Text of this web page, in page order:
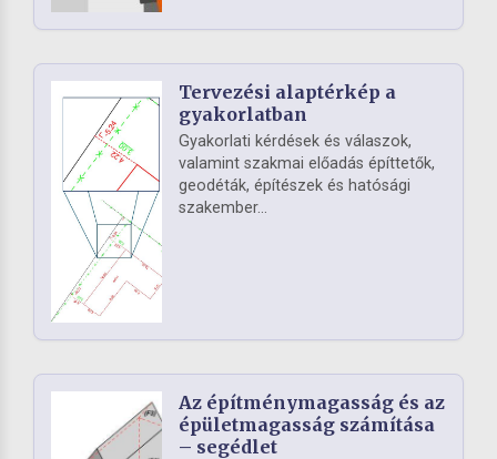
Tervezési alaptérkép a
gyakorlatban
Gyakorlati kérdések és válaszok,
valamint szakmai előadás építtetők,
geodéták, építészek és hatósági
szakember...
Az építménymagasság és az
épületmagasság számítása
– segédlet